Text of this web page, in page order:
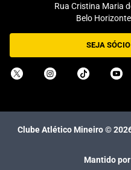
Rua Cristina Maria
Belo
SEJA
Clube Atlético Mineiro ©
Mantido